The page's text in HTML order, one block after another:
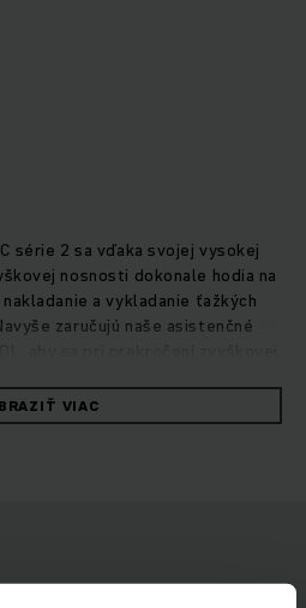
série 2 sa vďaka svojej vysokej
nosnosti dokonale hodia na
a vykladanie ťažkých
zaručujú naše asistenčné
a efektívnu prekládku
zdvihu oporných ramien možno
energie týchto odolných
výkonom presviedča aj motor
VIAC